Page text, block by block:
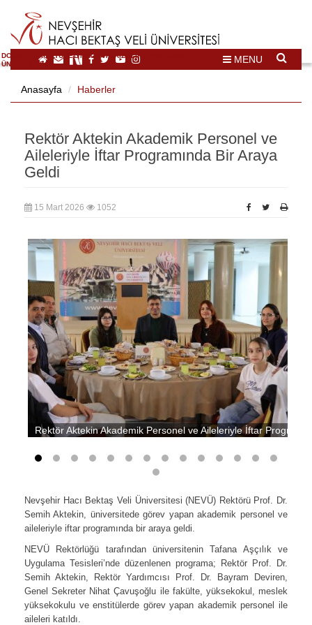
DOĞAL VE KÜLTÜREL MİRAS TURİZMİ İHTİSASLAŞMA
ÜNİVERSİTESİ
MENU
Anasayfa Haberler
Rektör Aktekin Akademik Personel ve
Aileleriyle İftar Programında Bir Araya
Geldi
15 Mart 2026 1052
Rektör Aktekin Akademik Personel ve Aileleriyle İftar
Nevşehir Hacı Bektaş Veli Üniversitesi (NEVÜ) Rektörü Prof. Dr.
Semih Aktekin, üniversitede görev yapan akademik personel ve
aileleriyle iftar programında bir araya geldi.
NEVÜ Rektörlüğü tarafından üniversitenin Tafana Aşçılık ve
Uygulama Tesisleri’nde düzenlenen programa; Rektör Prof. Dr.
Semih Aktekin, Rektör Yardımcısı Prof. Dr. Bayram Deviren,
Genel Sekreter Nihat Çavuşoğlu ile fakülte, yüksekokul, meslek
yüksekokulu ve enstitülerde görev yapan akademik personel ile
aileleri katıldı.